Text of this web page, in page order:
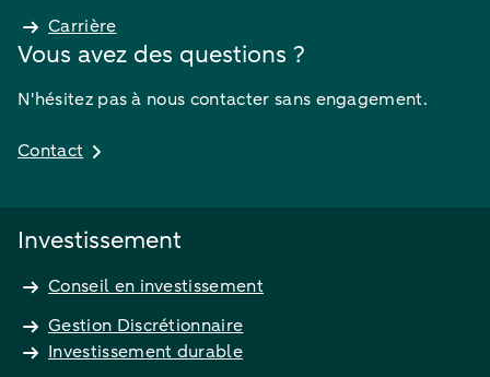
Carrière
Vous avez des questions ?
N'hésitez pas à nous contacter sans engagement.
Contact
Investissement
Conseil en investissement
Gestion Discrétionnaire
Investissement durable